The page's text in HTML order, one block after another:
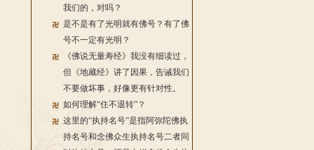
我们的，对吗？
是不是有了光明就有佛号？有了佛
号不一定有光明？
《佛说无量寿经》我没有细读过，
但《地藏经》讲了因果，告诫我们
不要做坏事，好像更有针对性。
如何理解“住不退转”？
这里的“执持名号”是指阿弥陀佛执
持名号和念佛众生执持名号二者同